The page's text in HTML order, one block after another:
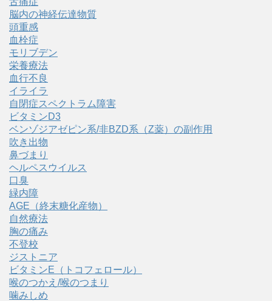
脳内の神経伝達物質
頭重感
血栓症
モリブデン
栄養療法
血行不良
イライラ
自閉症スペクトラム障害
ビタミンD3
ベンゾジアゼピン系/非BZD系（Z薬）の副作用
吹き出物
鼻づまり
ヘルペスウイルス
口臭
緑内障
AGE（終末糖化産物）
自然療法
胸の痛み
不登校
ジストニア
ビタミンE（トコフェロール）
喉のつかえ/喉のつまり
噛みしめ